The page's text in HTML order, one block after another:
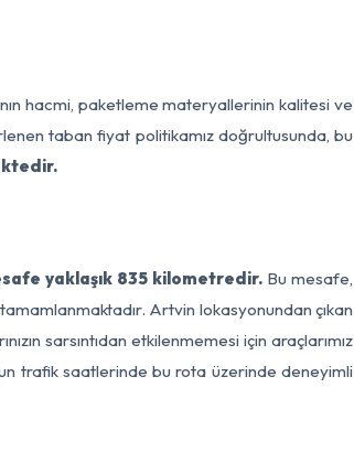
hacmi, paketleme materyallerinin kalitesi ve
taban fiyat politikamız doğrultusunda, bu
yaklaşık 835 kilometredir.Bu mesafe,
tamamlanmaktadır. Artvin lokasyonundan çıkan
sarsıntıdan etkilenmemesi için araçlarımız
trafik saatlerinde bu rota üzerinde deneyimli